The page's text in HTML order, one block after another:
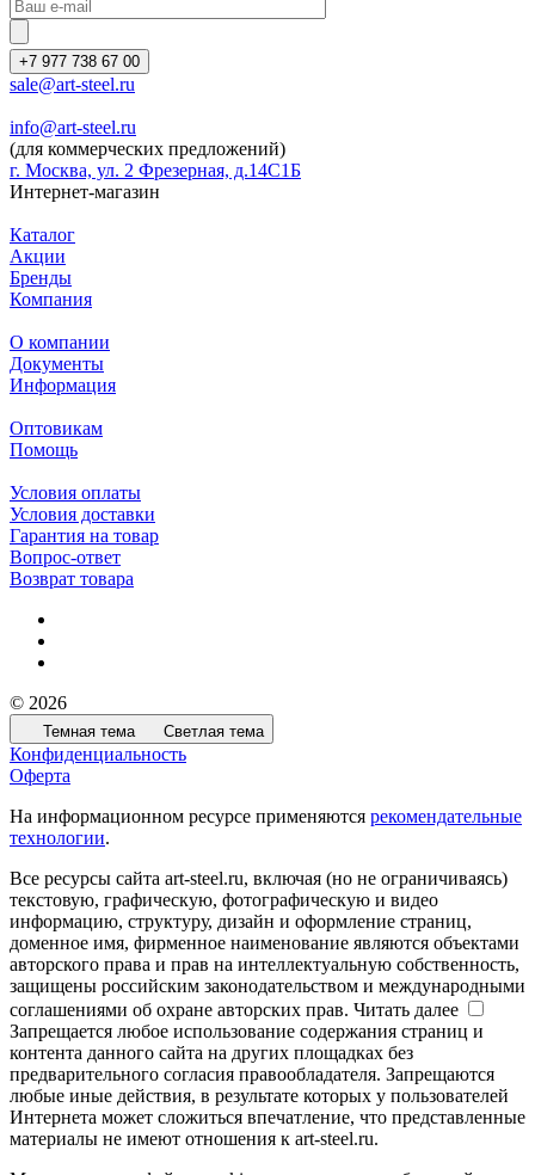
+7 977 738 67 00
sale@art-steel.ru
info@art-steel.ru
(для коммерческих предложений)
г. Москва, ул. 2 Фрезерная, д.14С1Б
Интернет-магазин
Каталог
Акции
Бренды
Компания
О компании
Документы
Информация
Оптовикам
Помощь
Условия оплаты
Условия доставки
Гарантия на товар
Вопрос-ответ
Возврат товара
© 2026
Темная тема Светлая тема
Конфиденциальность
Оферта
На информационном ресурсе применяются рекомендательные
технологии.
Все ресурсы сайта art-steel.ru, включая (но не ограничиваясь)
текстовую, графическую, фотографическую и видео
информацию, структуру, дизайн и оформление страниц,
доменное имя, фирменное наименование являются объектами
авторского права и прав на интеллектуальную собственность,
защищены российским законодательством и международными
соглашениями об охране авторских прав. Читать далее
Запрещается любое использование содержания страниц и
контента данного сайта на других площадках без
предварительного согласия правообладателя. Запрещаются
любые иные действия, в результате которых у пользователей
Интернета может сложиться впечатление, что представленные
материалы не имеют отношения к art-steel.ru.